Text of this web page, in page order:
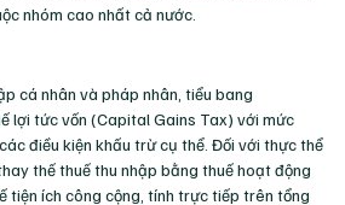
nhóm cao nhất cả nước.
cá nhân và pháp nhân, tiểu bang
lợi tức vốn (Capital Gains Tax) với mức
điều kiện khấu trừ cụ thể. Đối với thực thể
thế thuế thu nhập bằng thuế hoạt động
tiện ích công cộng, tính trực tiếp trên tổng